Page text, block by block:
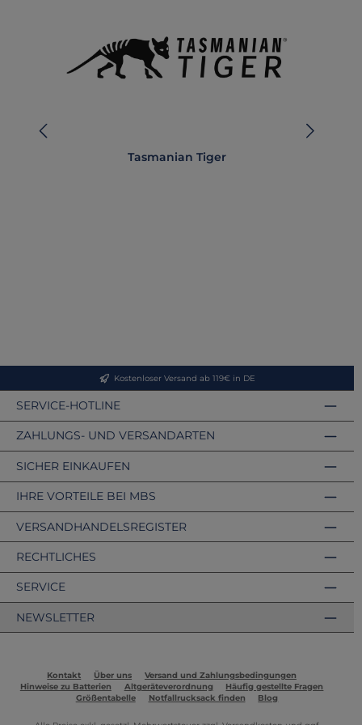
Tasmanian Tiger
Kostenloser Versand ab 119€ in DE
SERVICE-HOTLINE
ZAHLUNGS- UND VERSANDARTEN
VERSANDHANDELSREGISTER
SICHER EINKAUFEN
IHRE VORTEILE BEI MBS
RECHTLICHES
SERVICE
NEWSLETTER
Kontakt Über uns
Versand und Zahlungsbedingungen
Hinweise zu Batterien
Altgeräteverordnung
Häufig gestellte Fragen
Größentabelle
Notfallrucksack finden Blog